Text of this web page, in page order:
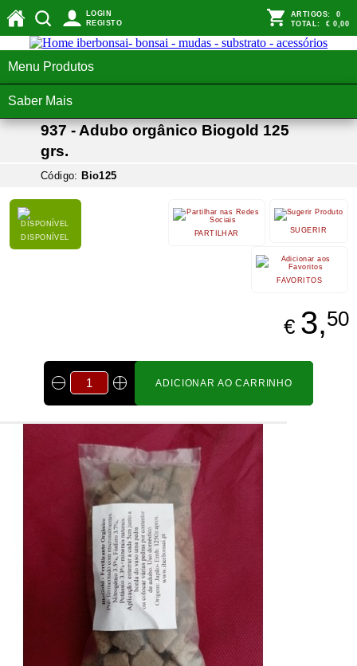
LOGIN
REGISTO
ARTIGOS: 0
TOTAL: € 0,00
Menu Produtos
Saber Mais
937 - Adubo orgânico Biogold 125
grs.
Código: Bio125
DISPONÍVEL
SUGERIR
PARTILHAR
FAVORITOS
€ 3,50
ADICIONAR AO CARRINHO